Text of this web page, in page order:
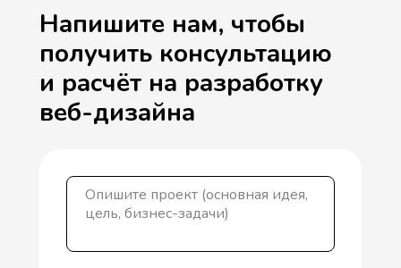
Напишите нам, чтобы
получить консультацию
и расчёт на разработку
веб-дизайна